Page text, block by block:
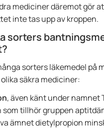
mediciner däremot gör
inte tas upp av kroppen.
sorters
sorters läkemedel på
säkra mediciner:
, även känt under namnet
som tillhör gruppen
ämnet dietylpropion